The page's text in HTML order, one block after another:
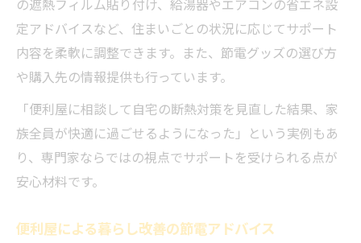
の遮熱フィルム貼り付け、給湯器やエアコンの省エネ設
定アドバイスなど、住まいごとの状況に応じてサポート
内容を柔軟に調整できます。また、節電グッズの選び方
や購入先の情報提供も行っています。
「便利屋に相談して自宅の断熱対策を見直した結果、家
族全員が快適に過ごせるようになった」という実例もあ
り、専門家ならではの視点でサポートを受けられる点が
安心材料です。
便利屋による暮らし改善の節電アドバイス